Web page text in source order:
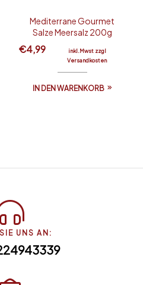
Mediterrane Gourmet
Salze Meersalz 200g
€4,99
inkl.Mwst zzgl
Versandkosten
IN DEN WARENKORB
UNS AN: